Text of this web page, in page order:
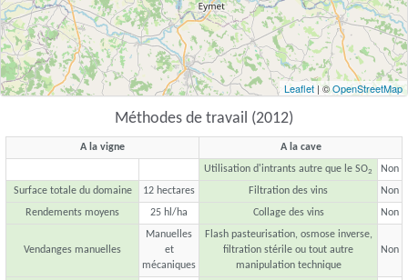
Leaflet | ©OpenStreetMap
Méthodes de travail (2012)
A la vigne
A la cave
Utilisation d'intrants autre que le SO2
Non
Surface totale du domaine
12 hectares Filtration des vins
Non
Rendements moyens
25 hl/ha Collage des vins Non
Vendanges manuelles
Manuelles
et
mécaniques
Flash pasteurisation, osmose inverse,
filtration stérile ou tout autre
manipulation technique
Non